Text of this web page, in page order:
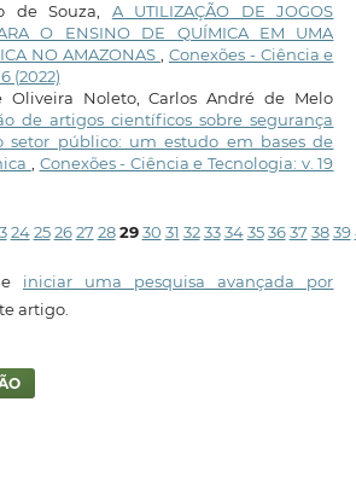
de Souza, A UTILIZAÇÃO DE JOGOS
O ENSINO DE QUÍMICA EM UMA
NO AMAZONAS
Conexões - Ciência e
(2022)
Oliveira Noleto, Carlos André de Melo
de artigos científicos sobre segurança
setor público: um estudo em bases de
Conexões - Ciência e Tecnologia: v. 19
24 25 26 27 28 29 30 31 32 33 34 35 36 37 38 39
iniciar uma pesquisa avançada por
artigo.